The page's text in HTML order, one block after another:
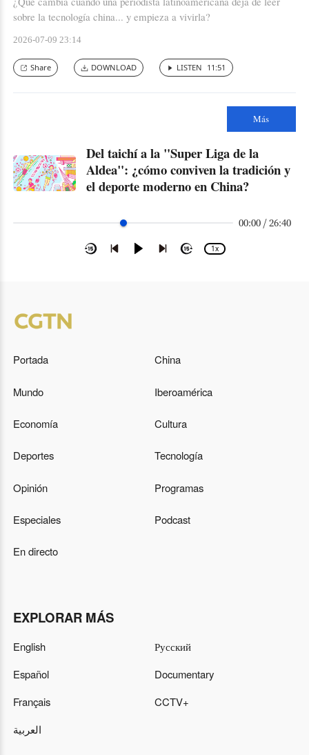
sobre la tecnología china... y empieza a vivirla?
2026-07-09 23:14
Share DOWNLOAD LISTEN 11:51
Más
Del taichí a la "Super Liga de la
Aldea": ¿cómo conviven la tradición y
el deporte moderno en China?
00:00 / 26:40
1x
Portada China
Mundo Iberoamérica
Economía Cultura
Deportes Tecnología
Opinión Programas
Especiales Podcast
En directo
EXPLORAR MÁS
English
Español
Français
العربية
Русский
Documentary
CCTV+